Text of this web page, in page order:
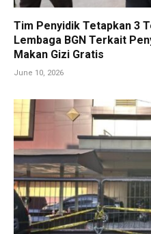
Tim Penyidik Tetapkan 3
Lembaga BGN Terkait
Makan Gizi Gratis
June 10, 2026